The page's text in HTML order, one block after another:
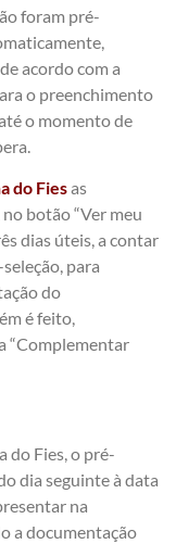
foram pré-
acordo com a
o preenchimento
o momento de
do Fiesas
botão “Ver meu
dias úteis, a contar
para
do
é feito,
“Complementar
do Fies, o pré-
dia seguinte à data
na
a documentação